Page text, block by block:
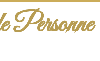
Personne